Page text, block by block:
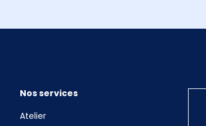
Nos services
Atelier